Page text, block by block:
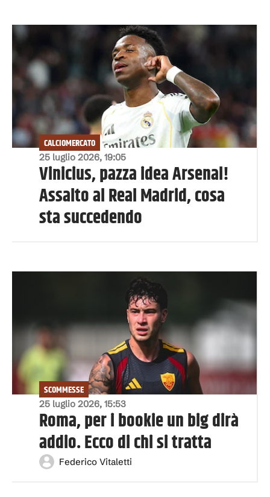
25 luglio 2026, 19:05
CALCIOMERCATO
Vinicius, pazza idea Arsenal!
Assalto al Real Madrid, cosa
sta succedendo
25 luglio 2026, 15:53
SCOMMESSE
Roma, per i bookie un big dirà
addio. Ecco di chi si tratta
Federico Vitaletti